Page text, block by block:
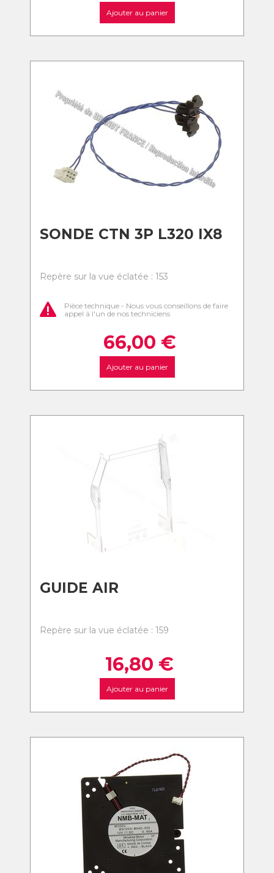
Ajouter au panier
SONDE CTN 3P L320 IX8
Repère sur la vue éclatée : 153
Pièce technique - Nous vous conseillons de faire
appel à l'un de nos techniciens
66,00 €
Ajouter au panier
GUIDE AIR
Repère sur la vue éclatée : 159
16,80 €
Ajouter au panier